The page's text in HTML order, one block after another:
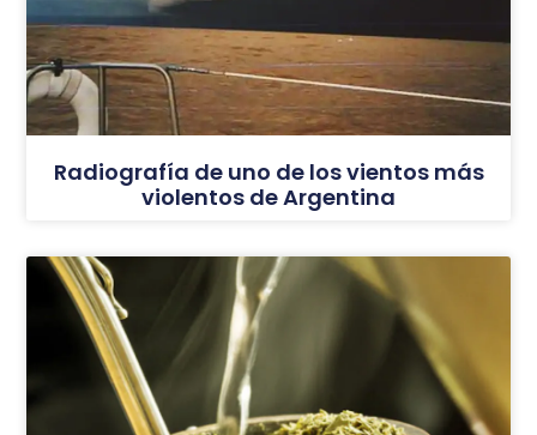
Radiografía de uno de los vientos más
violentos de Argentina